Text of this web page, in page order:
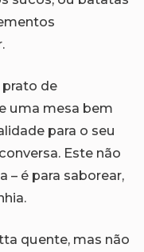
de
uma mesa bem
para o seu
Este não
– é para saborear,
quente, mas não